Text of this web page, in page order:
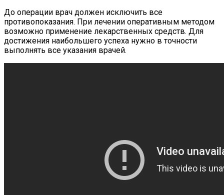
До операции врач должен исключить все
противопоказания. При лечении оперативным методом
возможно применение лекарственных средств. Для
достижения наибольшего успеха нужно в точности
выполнять все указания врачей.